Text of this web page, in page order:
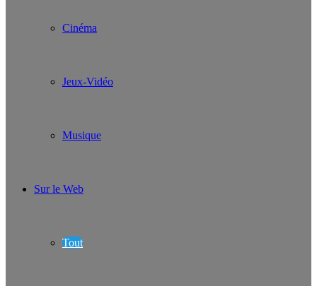
Cinéma
Jeux-Vidéo
Musique
Sur le Web
Tout